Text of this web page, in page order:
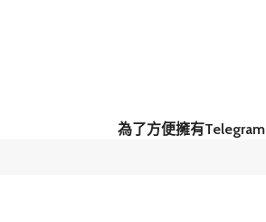
為了方便擁有